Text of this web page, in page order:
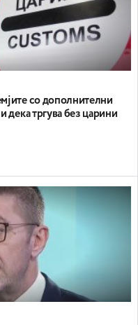
со дополнителни
дека тргува без царини